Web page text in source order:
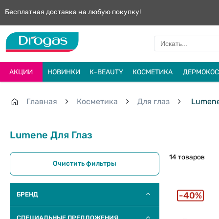
Бесплатная доставка на любую покупку!
АКЦИИ НОВИНКИ К-BEAUTY КОСМЕТИКА
Главная Косметика Для глаз
Lumene Для Глаз
Очистить фильтры
БРЕНД
14 товаров
40%